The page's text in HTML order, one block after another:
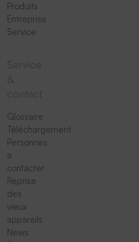
Produits
Entreprise
Service
Glossaire
Téléchargement
Personnes
à
contacter
Reprise
des
vieux
appareils
News